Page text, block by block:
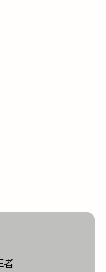
者